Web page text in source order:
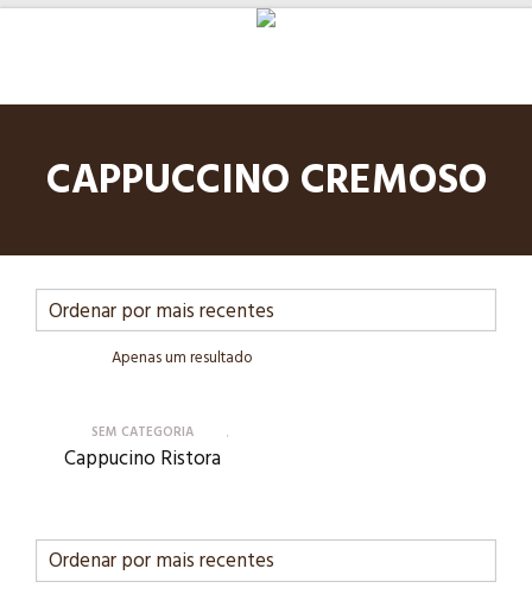
CAPPUCCINO CREMOSO
Apenas um resultado
SEM CATEGORIA
Cappucino Ristora